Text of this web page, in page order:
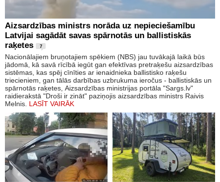
Aizsardzības ministrs norāda uz nepieciešamību
Latvijai sagādāt savas spārnotās un ballistiskās
raķetes
7
Nacionālajiem bruņotajiem spēkiem (NBS) jau tuvākajā laikā būs
jādomā, kā savā rīcībā iegūt gan efektīvas pretraķešu aizsardzības
sistēmas, kas spēj cīnīties ar ienaidnieka ballistisko raķešu
triecieniem, gan tālās darbības uzbrukuma ieročus - ballistiskās un
spārnotās raķetes, Aizsardzības ministrijas portāla "Sargs.lv"
raidierakstā "Droši ir zināt" paziņojis aizsardzības ministrs Raivis
Melnis. LASĪT VAIRĀK